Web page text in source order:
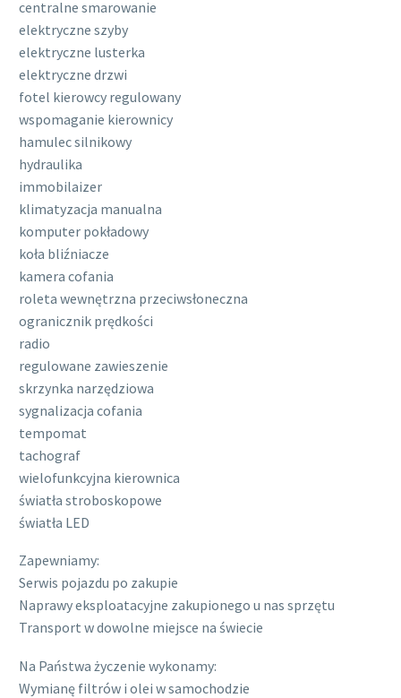
centralne smarowanie
elektryczne szyby
elektryczne lusterka
elektryczne drzwi
fotel kierowcy regulowany
wspomaganie kierownicy
hamulec silnikowy
hydraulika
immobilaizer
klimatyzacja manualna
komputer pokładowy
koła bliźniacze
kamera cofania
roleta wewnętrzna przeciwsłoneczna
ogranicznik prędkości
radio
regulowane zawieszenie
skrzynka narzędziowa
sygnalizacja cofania
tempomat
tachograf
wielofunkcyjna kierownica
światła stroboskopowe
światła LED
Zapewniamy:
Serwis pojazdu po zakupie
Naprawy eksploatacyjne zakupionego u nas sprzętu
Transport w dowolne miejsce na świecie
Na Państwa życzenie wykonamy:
Wymianę filtrów i olei w samochodzie